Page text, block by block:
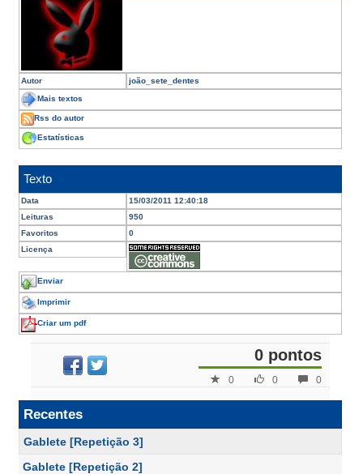
Autor joão_sete_dentes
Mais textos
Rss do autor
Estatísticas
Texto
Data
15/03/2011 12:40:18
Leituras
950
Favoritos
0
Licença
Enviar
Imprimir
Criar um pdf
0 pontos
0
0
0
Recentes
Gablete [Repetição 3]
Gablete [Repetição 2]